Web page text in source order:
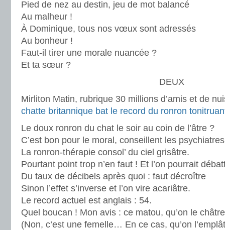
Pied de nez au destin, jeu de mot balancé
Au malheur !
À Dominique, tous nos vœux sont adressés
Au bonheur !
Faut-il tirer une morale nuancée ?
Et ta sœur ?
DEUX
Mirliton Matin, rubrique 30 millions d’amis et de
chatte britannique bat le record du ronron
Le doux ronron du chat le soir au coin de l’âtre ?
C’est bon pour le moral, conseillent les
La ronron-thérapie consol’ du ciel grisâtre.
Pourtant point trop n’en faut ! Et l’on pourrait
Du taux de décibels après quoi : faut décroître
Sinon l’effet s’inverse et l’on vire acariâtre.
Le record actuel est anglais : 54.
Quel boucan ! Mon avis : ce matou, qu’on le
(Non, c’est une femelle… En ce cas, qu’on